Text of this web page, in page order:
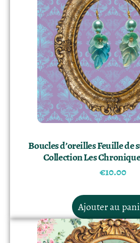
Boucles d’oreilles Feuille de
Collection Les
€10.00
Ajouter au